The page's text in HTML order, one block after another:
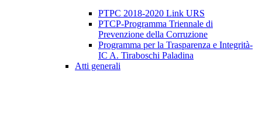
PTPC 2018-2020 Link URS
PTCP-Programma Triennale di
Prevenzione della Corruzione
Programma per la Trasparenza e Integrità-
IC A. Tiraboschi Paladina
Atti generali